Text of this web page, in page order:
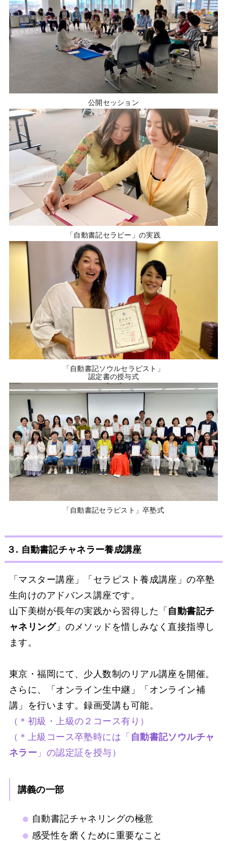
公開セッション
「自動書記セラピー」の実践
「自動書記ソウルセラピスト」
認定書の授与式
「自動書記セラピスト」卒塾式
３. 自動書記チャネラー養成講座
「マスター講座」「セラピスト養成講座」の卒塾
生向けのアドバンス講座です。
山下美樹が長年の実践から習得した「 自動書記チ
ャネリング」のメソッドを惜しみなく直接指導し
ます。
東京・福岡にて、少人数制のリアル講座を開催。
さらに、「オンライン生中継」「オンライン補
講」を行います。録画受講も可能。
（＊初級・上級の２コース有り）
（＊上級コース卒塾時には「 自動書記ソウルチャ
ネラー 」の認定証を授与）
講義の一部
自動書記チャネリングの極意
感受性を磨くために重要なこと